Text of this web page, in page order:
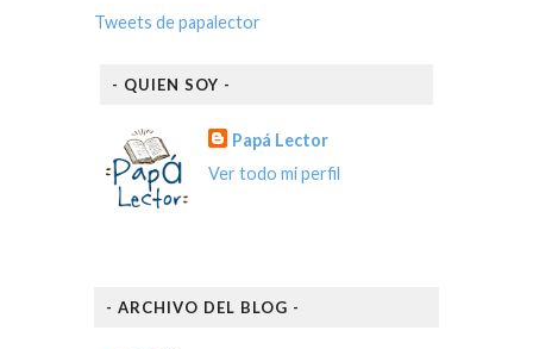
Tweets de papalector
- QUIEN SOY -
Papá Lector
Ver todo mi perfil
- ARCHIVO DEL BLOG -